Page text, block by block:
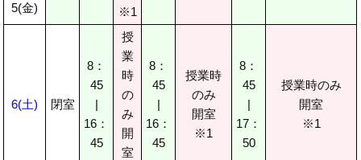
※1
5(金)
6(土) 閉室
8：
45
|
16：
45
授
業
時
の
み
開
室
8：
45
|
16：
45
授業時
のみ
開室
※1
8：
45
|
17：
50
授業時のみ
開室
※1